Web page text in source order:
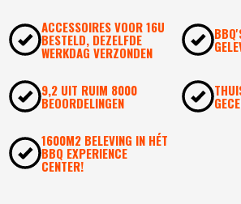
ACCESSOIRES VOOR 16U
BESTELD, DEZELFDE
WERKDAG VERZONDEN
9,2 UIT RUIM 8000
BEOORDELINGEN
1600M2 BELEVING IN HÉT
BBQ EXPERIENCE
CENTER!